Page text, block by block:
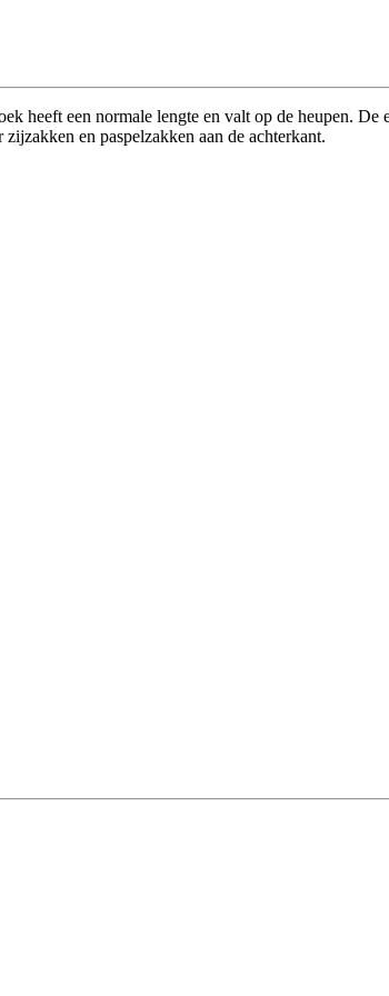
een normale lengte en valt op de heupen. De
en paspelzakken aan de achterkant.